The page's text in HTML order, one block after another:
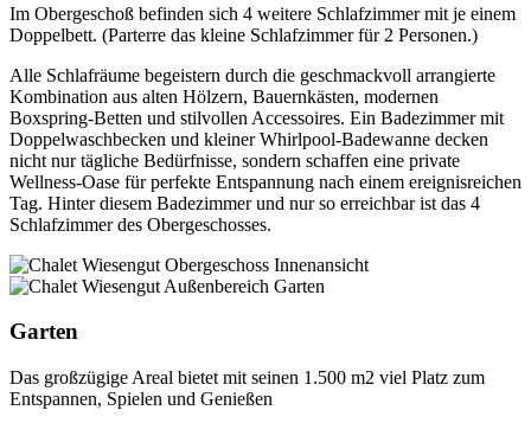
Im Obergeschoß befinden sich 4 weitere Schlafzimmer mit je einem
Doppelbett. (Parterre das kleine Schlafzimmer für 2 Personen.)
Alle Schlafräume begeistern durch die geschmackvoll arrangierte
Kombination aus alten Hölzern, Bauernkästen, modernen
Boxspring-Betten und stilvollen Accessoires. Ein Badezimmer mit
Doppelwaschbecken und kleiner Whirlpool-Badewanne decken
nicht nur tägliche Bedürfnisse, sondern schaffen eine private
Wellness-Oase für perfekte Entspannung nach einem ereignisreichen
Tag. Hinter diesem Badezimmer und nur so erreichbar ist das 4
Schlafzimmer des Obergeschosses.
Garten
Das großzügige Areal bietet mit seinen 1.500 m2 viel Platz zum
Entspannen, Spielen und Genießen